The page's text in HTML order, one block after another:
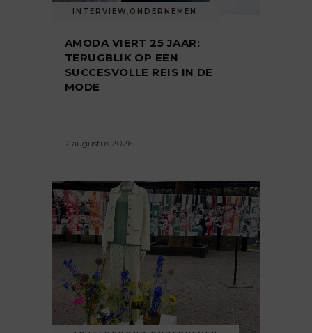
INTERVIEW, ONDERNEMEN
AMODA VIERT 25 JAAR:
TERUGBLIK OP EEN
SUCCESVOLLE REIS IN DE
MODE
7 augustus 2026